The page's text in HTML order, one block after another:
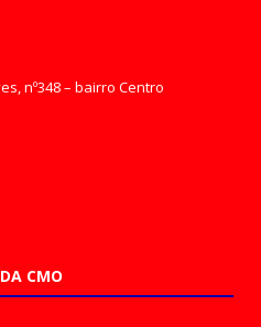
nº348 – bairro Centro
CMO